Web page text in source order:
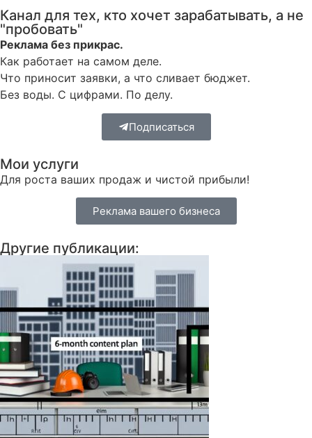
Канал для тех, кто хочет зарабатывать, а не
"пробовать"
Реклама без прикрас.
Как работает на самом деле.
Что приносит заявки, а что сливает бюджет.
Без воды. С цифрами. По делу.
Подписаться
Мои услуги
Для роста ваших продаж и чистой прибыли!
Реклама вашего бизнеса
Другие публикации: